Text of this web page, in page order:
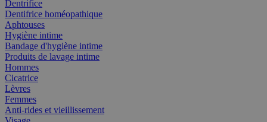
Dentrifice
Dentifrice homéopathique
Aphtouses
Hygiène intime
Bandage d'hygiène intime
Produits de lavage intime
Hommes
Cicatrice
Lèvres
Femmes
Anti-rides et vieillissement